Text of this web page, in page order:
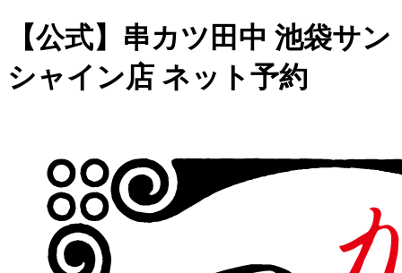
【公式】串カツ田中 池袋サン
シャイン店 ネット予約